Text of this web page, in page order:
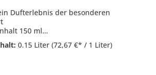
Dufterlebnis der besonderen
150 ml
Kunststoffflasche mit Aufhänger
0.15 Liter (72,67 €* / 1 Liter)